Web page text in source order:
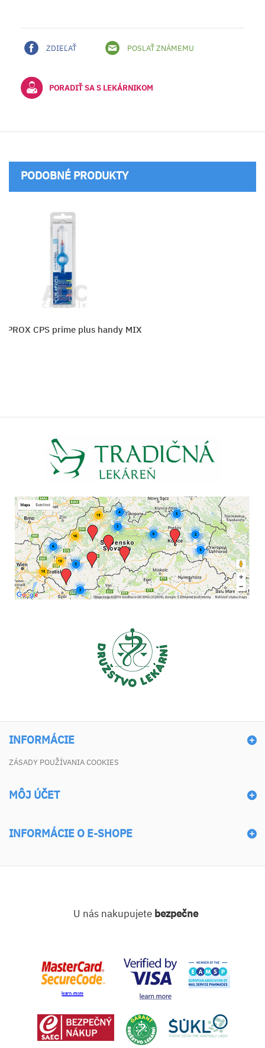
ZDIEĽAŤ POSLAŤ ZNÁMEMU
PORADIŤ SA S LEKÁRNIKOM
PODOBNÉ PRODUKTY
CPS prime plus handy MIX
INFORMÁCIE
ZÁSADY POUŽÍVANIA COOKIES
MÔJ ÚČET
INFORMÁCIE O E-SHOPE
U nás nakupujete bezpečne